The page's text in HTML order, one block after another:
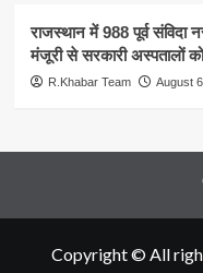
राजस्थान में 988 पूर्व संविदा
मंजूरी से सरकारी अस्पतालों को
R.Khabar Team August
Copyright © All